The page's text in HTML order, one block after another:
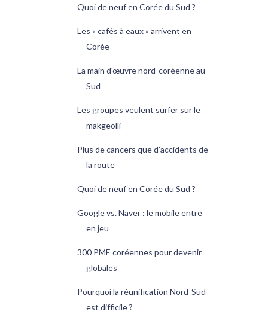
Quoi de neuf en Corée du Sud ?
Les « cafés à eaux » arrivent en
Corée
La main d'œuvre nord-coréenne au
Sud
Les groupes veulent surfer sur le
makgeolli
Plus de cancers que d’accidents de
la route
Quoi de neuf en Corée du Sud ?
Google vs. Naver : le mobile entre
en jeu
300 PME coréennes pour devenir
globales
Pourquoi la réunification Nord-Sud
est difficile ?